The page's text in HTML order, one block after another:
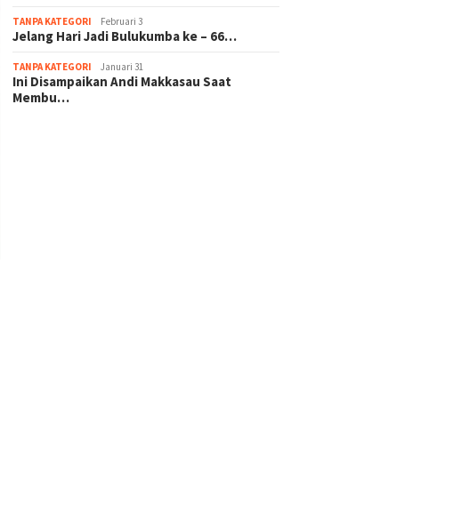
TANPA KATEGORI Februari 3
Jelang Hari Jadi Bulukumba ke – 66…
TANPA KATEGORI Januari 31
Ini Disampaikan Andi Makkasau Saat
Membu…